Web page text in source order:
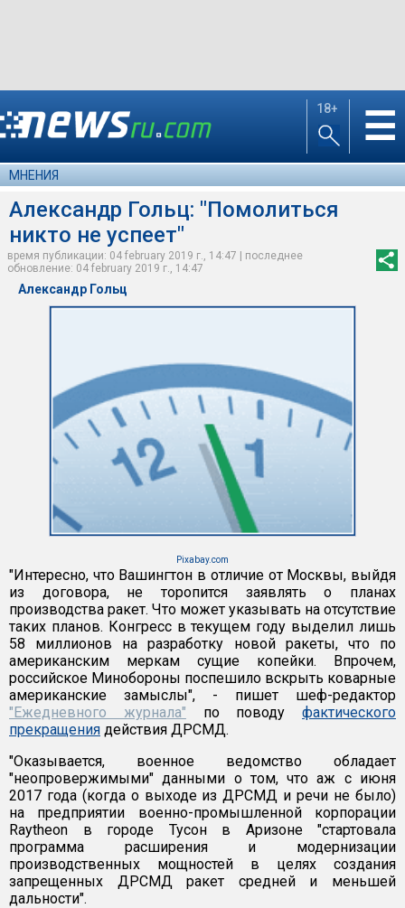
18+ ☰
МНЕНИЯ
Александр Гольц: "Помолиться
никто не успеет"
время публикации: 04 february 2019 г., 14:47 | последнее
обновление: 04 february 2019 г., 14:47
Александр Гольц
Pixabay.com
"Интересно, что Вашингтон в отличие от Москвы, выйдя
из договора, не торопится заявлять о планах
производства ракет. Что может указывать на отсутствие
таких планов. Конгресс в текущем году выделил лишь
58 миллионов на разработку новой ракеты, что по
американским меркам сущие копейки. Впрочем,
российское Минобороны поспешило вскрыть коварные
американские замыслы", - пишет шеф-редактор
"Ежедневного журнала" по поводу фактического
прекращения действия ДРСМД.
"Оказывается, военное ведомство обладает
"неопровержимыми" данными о том, что аж с июня
2017 года (когда о выходе из ДРСМД и речи не было)
на предприятии военно-промышленной корпорации
Raytheon в городе Тусон в Аризоне "стартовала
программа расширения и модернизации
производственных мощностей в целях создания
запрещенных ДРСМД ракет средней и меньшей
дальности".